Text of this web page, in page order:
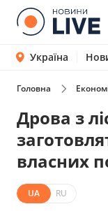
Україна
Головна
Дрова з
власних
UA RU